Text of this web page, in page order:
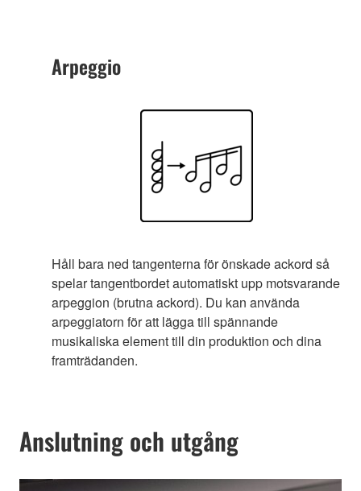
Arpeggio
Håll bara ned tangenterna för önskade ackord så
spelar tangentbordet automatiskt upp motsvarande
arpeggion (brutna ackord). Du kan använda
arpeggiatorn för att lägga till spännande
musikaliska element till din produktion och dina
framträdanden.
Anslutning och utgång